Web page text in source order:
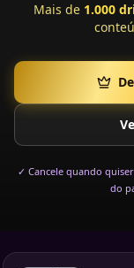
Mais de 1.000
✓ Cancele quando
do